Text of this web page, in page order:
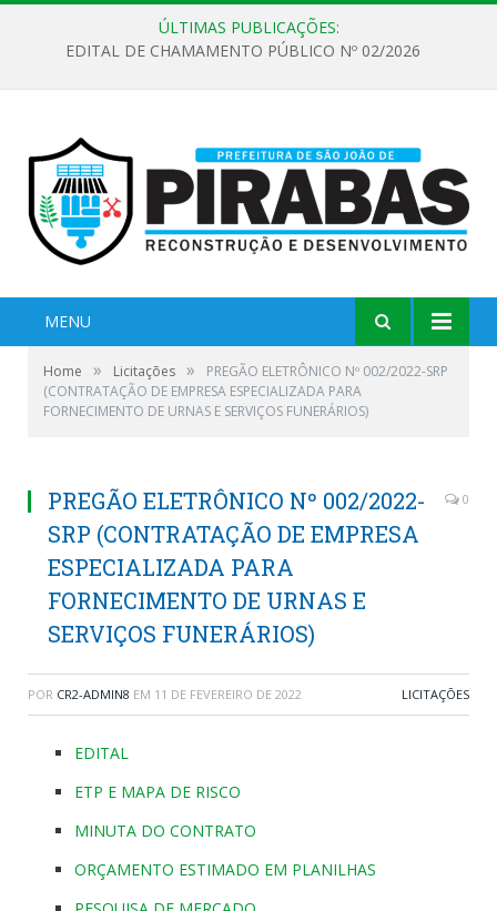
ÚLTIMAS PUBLICAÇÕES:
EDITAL DE CHAMAMENTO PÚBLICO Nº 02/2026
MENU
Home » Licitações »
PREGÃO ELETRÔNICO Nº 002/2022-SRP
(CONTRATAÇÃO DE EMPRESA ESPECIALIZADA PARA
FORNECIMENTO DE URNAS E SERVIÇOS FUNERÁRIOS)
PREGÃO ELETRÔNICO Nº 002/2022-
SRP (CONTRATAÇÃO DE EMPRESA
ESPECIALIZADA PARA
FORNECIMENTO DE URNAS E
SERVIÇOS FUNERÁRIOS)
0
POR CR2-ADMIN8 EM 11 DE FEVEREIRO DE 2022 LICITAÇÕES
EDITAL
ETP E MAPA DE RISCO
MINUTA DO CONTRATO
ORÇAMENTO ESTIMADO EM PLANILHAS